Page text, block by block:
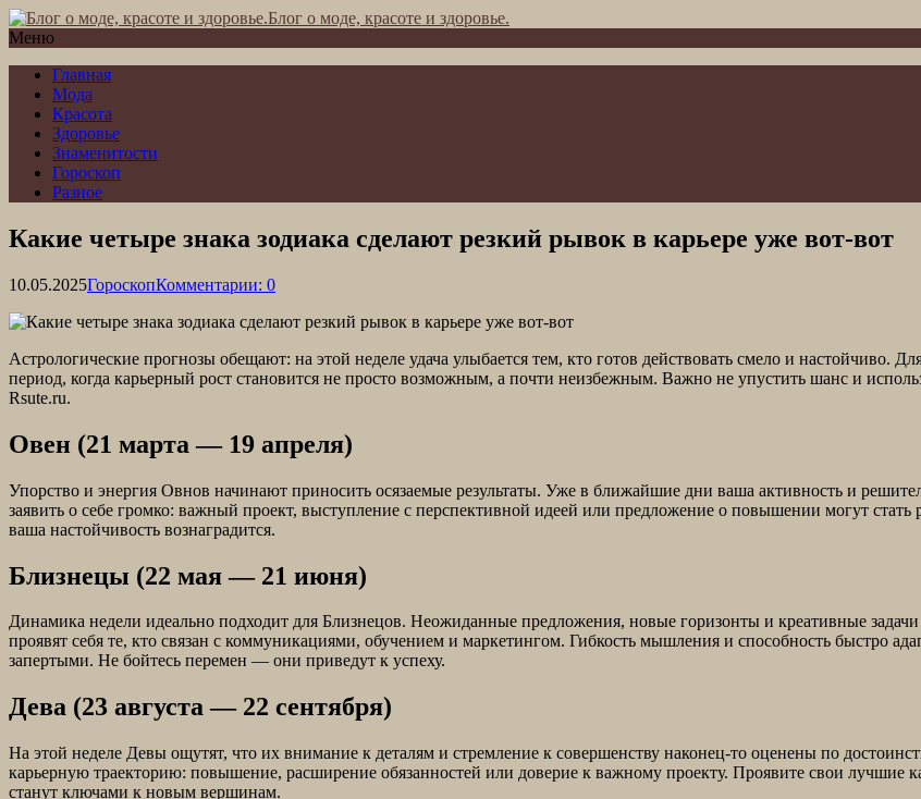
Блог о моде, красоте и здоровье.
Меню
Главная
Мода
Красота
Здоровье
Знаменитости
Гороскоп
Разное
Какие четыре знака зодиака сделают резкий рывок в карьере уже вот-вот
10.05.2025ГороскопКомментарии: 0
Астрологические прогнозы обещают: на этой неделе удача улыбается тем, кто готов действовать смело и настойчиво.
период, когда карьерный рост становится не просто возможным, а почти неизбежным. Важно не упустить шанс и
Rsute.ru.
Овен (21 марта — 19 апреля)
Упорство и энергия Овнов начинают приносить осязаемые результаты. Уже в ближайшие дни ваша активность и
заявить о себе громко: важный проект, выступление с перспективной идеей или предложение о повышении могут
ваша настойчивость вознаградится.
Близнецы (22 мая — 21 июня)
Динамика недели идеально подходит для Близнецов. Неожиданные предложения, новые горизонты и креативные
проявят себя те, кто связан с коммуникациями, обучением и маркетингом. Гибкость мышления и способность быстро
запертыми. Не бойтесь перемен — они приведут к успеху.
Дева (23 августа — 22 сентября)
На этой неделе Девы ощутят, что их внимание к деталям и стремление к совершенству наконец-то оценены по
карьерную траекторию: повышение, расширение обязанностей или доверие к важному проекту. Проявите свои лучшие
станут ключами к новым вершинам.